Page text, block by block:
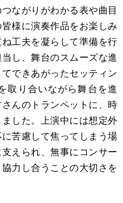
ながりがわかる表や曲目
様に演奏作品をお楽しみ
工夫を凝らして準備を行
し、舞台のスムーズな進
できあがったセッティン
取り合いながら舞台を進
んのトランペットに、時
した。上演中には想定外
苦慮して焦ってしまう場
えられ、無事にコンサー
力し合うことの大切さを